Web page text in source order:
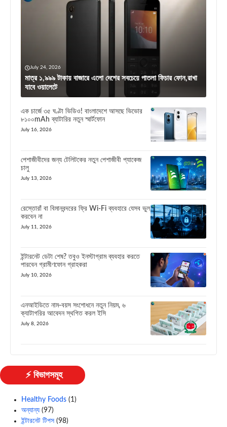
July 24, 2026
মাত্র ১,৯৯৯ টাকায় বাজারে এলো দেশের সবচেয়ে পাতলা ফিচার ফোন,রাখা
যাবে ওয়ালেটে
এক চার্জে ৩৫ ঘণ্টা ভিডিও! বাংলাদেশে আসছে ভিভোর
৮১০০mAh ব্যাটারির নতুন স্মার্টফোন
July 16, 2026
পেশাজীবীদের জন্য টেলিটকের নতুন পেশাজীবী প্যাকেজ
চালু
July 13, 2026
রেস্তোরাঁ বা বিমানবন্দরের ফ্রি Wi-Fi ব্যবহারে যেসব ভুল
করবেন না
July 11, 2026
ইন্টারনেট ডেটা শেষ? তবুও ইনস্টাগ্রাম ব্যবহার করতে
পারবেন গ্রামীণফোন গ্রাহকরা
July 10, 2026
এনআইডিতে নাম-বয়স সংশোধনে নতুন নিয়ম, ৬
ক্যাটাগরির আবেদন স্থগিত করল ইসি
July 8, 2026
⚡ বিভাগসমূহ
Healthy Foods (1)
অন্যান্য (97)
ইন্টারনেট টিপস (98)